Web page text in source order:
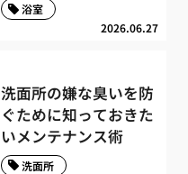
2026.06.27
浴室
洗面所の嫌な臭いを防
ぐために知っておきた
いメンテナンス術
洗面所